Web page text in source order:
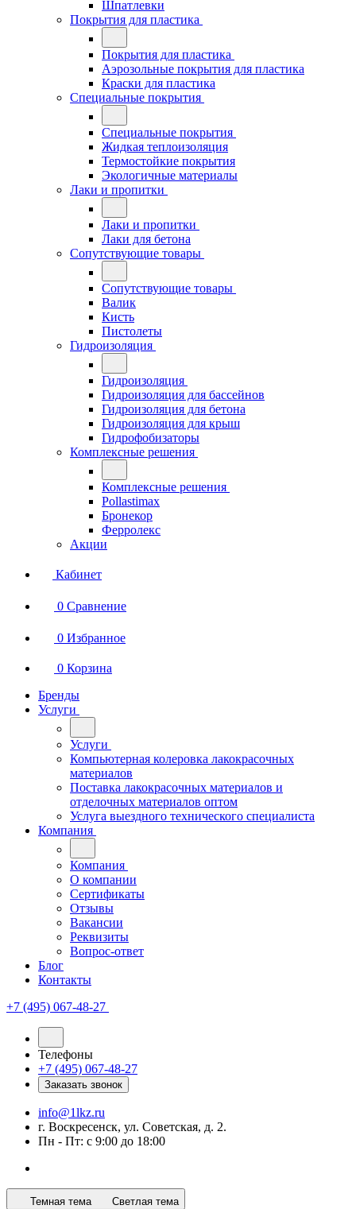
Шпатлевки
Покрытия для пластика
Покрытия для пластика
Аэрозольные покрытия для пластика
Краски для пластика
Специальные покрытия
Специальные покрытия
Жидкая теплоизоляция
Термостойкие покрытия
Экологичные материалы
Лаки и пропитки
Лаки и пропитки
Лаки для бетона
Сопутствующие товары
Сопутствующие товары
Валик
Кисть
Пистолеты
Гидроизоляция
Гидроизоляция
Гидроизоляция для бассейнов
Гидроизоляция для бетона
Гидроизоляция для крыш
Гидрофобизаторы
Комплексные решения
Комплексные решения
Pollastimax
Бронекор
Ферролекс
Акции
Кабинет
0 Сравнение
0 Избранное
0 Корзина
Бренды
Услуги
Услуги
Компьютерная колеровка лакокрасочных
материалов
Поставка лакокрасочных материалов и
отделочных материалов оптом
Услуга выездного технического специалиста
Компания
Компания
О компании
Сертификаты
Отзывы
Вакансии
Реквизиты
Вопрос-ответ
Блог
Контакты
+7 (495) 067-48-27
Телефоны
+7 (495) 067-48-27
Заказать звонок
info@1lkz.ru
г. Воскресенск, ул. Советская, д. 2.
Пн - Пт: с 9:00 до 18:00
Темная тема Светлая тема